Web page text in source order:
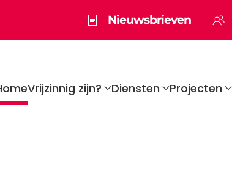
Nieuwsbrieven
Vrijzinnig zijn? Diensten Projecten